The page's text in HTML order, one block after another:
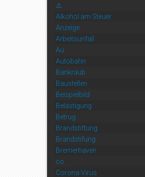
⚠️
Alkohol am Steuer
Anzeige
Arbeitsunfall
Au
Autobahn
Bankraub
Baustellen
Beispielbild
Belästigung
Betrug
Brandstiftung
Brandstifung
Bremerhaven
co
Corona-Virus